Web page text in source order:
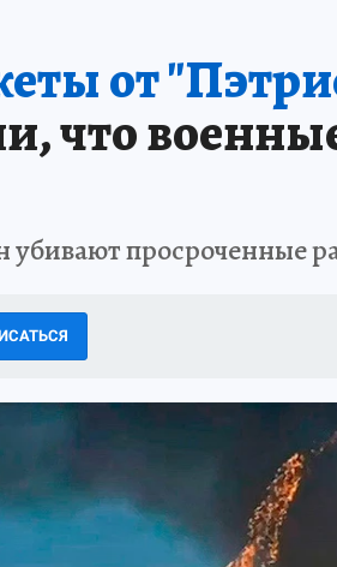
от
что
просроченные